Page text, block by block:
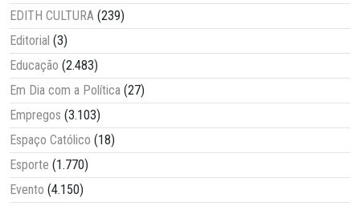
EDITH CULTURA (239)
Editorial (3)
Educação (2.483)
Em Dia com a Política (27)
Empregos (3.103)
Espaço Católico (18)
Esporte (1.770)
Evento (4.150)